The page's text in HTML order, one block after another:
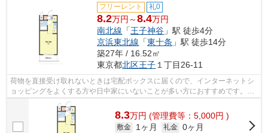
フリーレント 礼0
8.2万円～8.4万円
南北線 「王子神谷 」駅 徒歩4分
京浜東北線 「東十条 」駅 徒歩14分
築27年 / 16.52㎡
東京都北区王子 １丁目26-11
荷物を直接受け取れないときは宅配ボックスに届くので、インターネットシ
ョッピングをよくする方や日中家にいないことが多い方におすすめです。キ
ッチンのあるお住まい、料理もしやす...
8.3万円 (管理費等：5,000円 )
敷金 1ヶ月 礼金 0ヶ月